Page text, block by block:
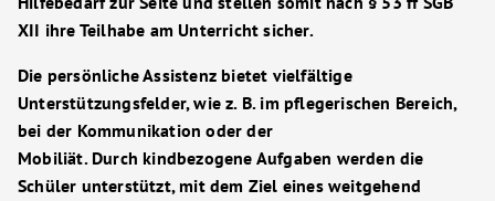
XII ihre Teilhabe am Unterricht sicher.
Die persönliche Assistenz bietet vielfältige
Unterstützungsfelder, wie z. B. im pflegerischen Bereich,
bei der Kommunikation oder der
Mobiliät. Durch kindbezogene Aufgaben werden die
Schüler unterstützt, mit dem Ziel eines weitgehend